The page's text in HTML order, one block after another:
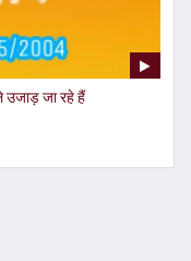
उजाड़ जा रहे हैं